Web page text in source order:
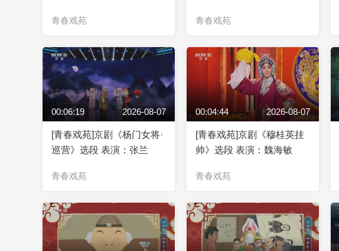
青春戏苑 青春戏苑
00:06:19 2026-08-07
[青春戏苑]京剧《杨门女将·
巡营》选段 表演：张兰
青春戏苑
00:04:44 2026-08-07
[青春戏苑]京剧《穆桂英挂
帅》选段 表演：魏海敏
青春戏苑